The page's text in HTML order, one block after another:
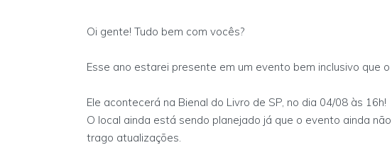
Oi gente! Tudo bem com vocês?
Esse ano estarei presente em um evento bem inclusivo que o
Ele acontecerá na Bienal do Livro de SP, no dia 04/08 às 16h!
O local ainda está sendo planejado já que o evento ainda
trago atualizações.